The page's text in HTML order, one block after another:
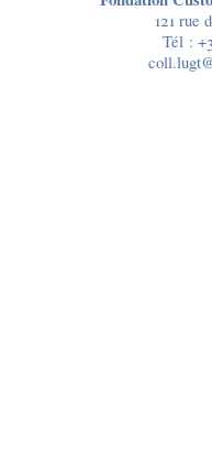
121 rue
Tél :